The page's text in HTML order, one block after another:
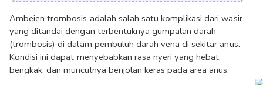
Ambeien trombosis adalah salah satu komplikasi dari wasir
yang ditandai dengan terbentuknya gumpalan darah
(trombosis) di dalam pembuluh darah vena di sekitar anus.
Kondisi ini dapat menyebabkan rasa nyeri yang hebat,
bengkak, dan munculnya benjolan keras pada area anus.